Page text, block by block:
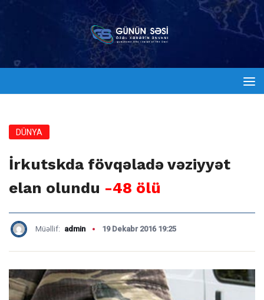
DÜNYA
İrkutskda fövqəladə vəziyyət
elan olundu -48 ölü
Müəllif: admin 19 Dekabr 2016 19:25